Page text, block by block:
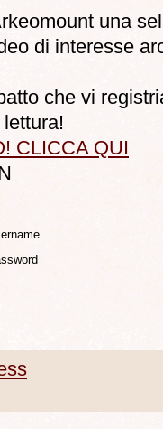
una
di interesse
che vi
CLICCA QUI